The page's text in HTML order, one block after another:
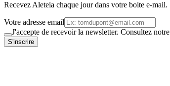
Recevez Aleteia chaque jour dans votre boite e-mail.
Votre adresse email
J'accepte de recevoir la newsletter. Consultez notre
S'inscrire